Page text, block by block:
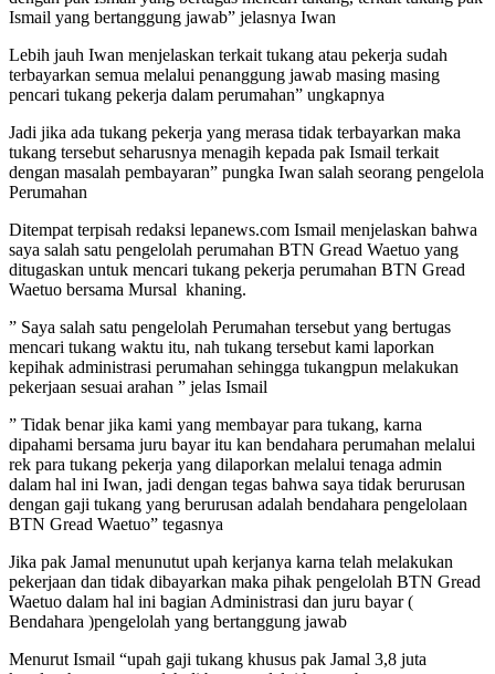
Ismail yang bertanggung jawab” jelasnya Iwan
Lebih jauh Iwan menjelaskan terkait tukang atau pekerja sudah
terbayarkan semua melalui penanggung jawab masing masing
pencari tukang pekerja dalam perumahan” ungkapnya
Jadi jika ada tukang pekerja yang merasa tidak terbayarkan maka
tukang tersebut seharusnya menagih kepada pak Ismail terkait
dengan masalah pembayaran” pungka Iwan salah seorang pengelola
Perumahan
Ditempat terpisah redaksi lepanews.com Ismail menjelaskan bahwa
saya salah satu pengelolah perumahan BTN Gread Waetuo yang
ditugaskan untuk mencari tukang pekerja perumahan BTN Gread
Waetuo bersama Mursal khaning.
” Saya salah satu pengelolah Perumahan tersebut yang bertugas
mencari tukang waktu itu, nah tukang tersebut kami laporkan
kepihak administrasi perumahan sehingga tukangpun melakukan
pekerjaan sesuai arahan ” jelas Ismail
” Tidak benar jika kami yang membayar para tukang, karna
dipahami bersama juru bayar itu kan bendahara perumahan melalui
rek para tukang pekerja yang dilaporkan melalui tenaga admin
dalam hal ini Iwan, jadi dengan tegas bahwa saya tidak berurusan
dengan gaji tukang yang berurusan adalah bendahara pengelolaan
BTN Gread Waetuo” tegasnya
Jika pak Jamal menunutut upah kerjanya karna telah melakukan
pekerjaan dan tidak dibayarkan maka pihak pengelolah BTN Gread
Waetuo dalam hal ini bagian Administrasi dan juru bayar (
Bendahara )pengelolah yang bertanggung jawab
Menurut Ismail “upah gaji tukang khusus pak Jamal 3,8 juta